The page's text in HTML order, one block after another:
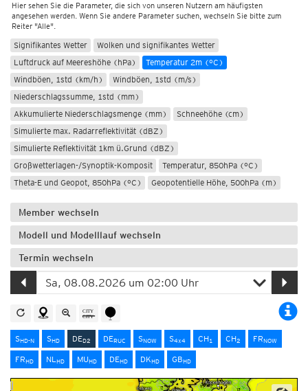
Hier sehen Sie die Parameter, die sich von unseren Nutzern am häufigsten
angesehen werden. Wenn Sie andere Parameter suchen, wechseln Sie bitte zum
Reiter "Alle".
Signifikantes Wetter
Wolken und signifikantes Wetter
Luftdruck auf Meereshöhe (hPa)
Temperatur 2m (°C)
Windböen, 1std (km/h)
Windböen, 1std (m/s)
Niederschlagssumme, 1std (mm)
Akkumulierte Niederschlagsmenge (mm)
Schneehöhe (cm)
Simulierte max. Radarreflektivität (dBZ)
Simulierte Reflektivität 1km ü.Grund (dBZ)
Großwetterlagen-/Synoptik-Komposit
Temperatur, 850hPa (°C)
Theta-E und Geopot, 850hPa (°C)
Geopotentielle Höhe, 500hPa (m)
Member wechseln
Modell und Modelllauf wechseln
Termin wechseln
SHD-N SHD DED2 DERUC SNOW S4x4 CH1 CH2 FRNOW
FRHD NLHD MUHD DEHD DKHD GBHD